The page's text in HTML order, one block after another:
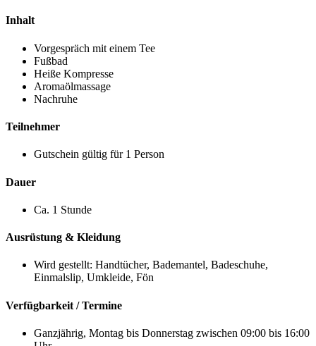
Inhalt
Vorgespräch mit einem Tee
Fußbad
Heiße Kompresse
Aromaölmassage
Nachruhe
Teilnehmer
Gutschein gültig für 1 Person
Dauer
Ca. 1 Stunde
Ausrüstung & Kleidung
Wird gestellt: Handtücher, Bademantel, Badeschuhe,
Einmalslip, Umkleide, Fön
Verfügbarkeit / Termine
Ganzjährig, Montag bis Donnerstag zwischen 09:00 bis 16:00